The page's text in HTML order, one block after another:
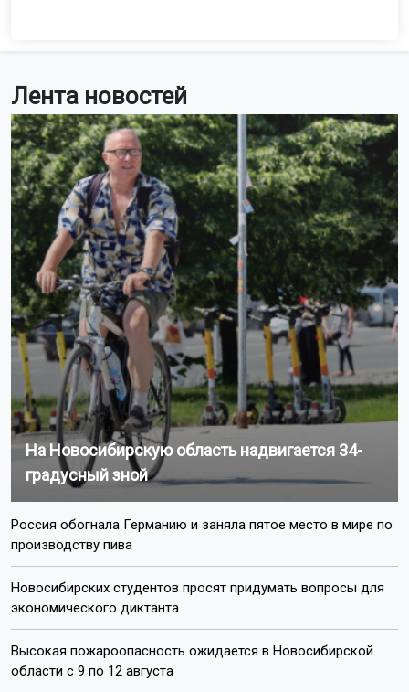
Лента новостей
На Новосибирскую область надвигается 34-
градусный зной
Россия обогнала Германию и заняла пятое место в мире по
производству пива
Новосибирских студентов просят придумать вопросы для
экономического диктанта
Высокая пожароопасность ожидается в Новосибирской
области с 9 по 12 августа